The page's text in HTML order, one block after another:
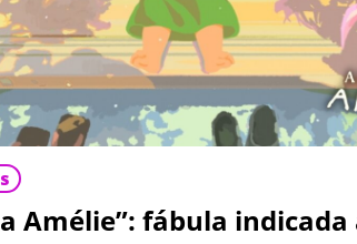
Amélie”: fábula indicada